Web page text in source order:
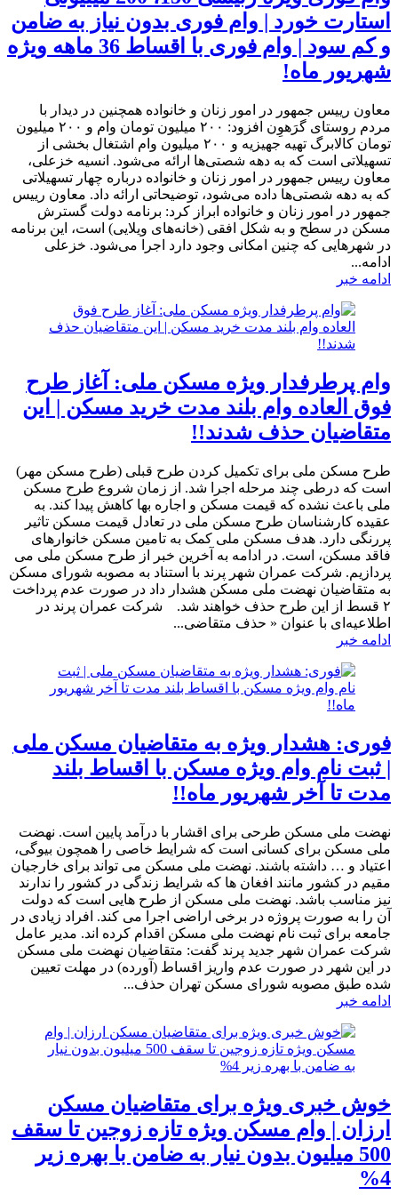
استارت خورد | وام فوری بدون نیاز به ضامن
و کم سود | وام فوری با اقساط 36 ماهه ویژه
شهریور ماه!
معاون رییس جمهور در امور زنان و خانواده همچنین در دیدار با
مردم روستای گرَهوِن افزود: ۲۰۰ میلیون تومان وام و ۲۰۰ میلیون
تومان کالابرگ تهیه جهیزیه و ۲۰۰ میلیون وام اشتغال بخشی از
تسهیلاتی است که به دهه شصتی‌ها ارائه می‌شود. انسیه خزعلی،
معاون رییس جمهور در امور زنان و خانواده درباره چهار تسهیلاتی
که به دهه شصتی‌ها داده می‌شود، توضیحاتی ارائه داد. معاون رییس
جمهور در امور زنان و خانواده ابراز کرد: برنامه دولت گسترش
مسکن در سطح و به شکل افقی (خانه‌های ویلایی) است، این برنامه
در شهرهایی که چنین امکانی وجود دارد اجرا می‌شود. خزعلی
ادامه...
ادامه خبر
وام پرطرفدار ویژه مسکن ملی: آغاز طرح
فوق العاده وام بلند مدت خرید مسکن | این
متقاضیان حذف شدند!!
طرح مسکن ملی برای تکمیل کردن طرح قبلی (طرح مسکن مهر)
است که درطی چند مرحله اجرا شد. از زمان شروع طرح مسکن
ملی باعث نشده که قیمت مسکن و اجاره بها کاهش پیدا کند. به
عقیده کارشناسان طرح مسکن ملی در تعادل قیمت مسکن تاثیر
پررنگی دارد. هدف مسکن ملی کمک به تامین مسکن خانوارهای
فاقد مسکن، است. در ادامه به آخرین خبر از طرح مسکن ملی می
پردازیم. شرکت عمران شهر پرند با استناد به مصوبه شورای مسکن
به متقاضیان نهضت ملی مسکن هشدار داد در صورت عدم پرداخت
۲ قسط از این طرح حذف خواهند شد. شرکت عمران پرند در
اطلاعیه‌ای با عنوان « حذف متقاضی...
ادامه خبر
فوری: هشدار ویژه به متقاضیان مسکن ملی
| ثبت نام وام ویژه مسکن با اقساط بلند
مدت تا آخر شهریور ماه!!
​نهضت ملی مسکن طرحی برای اقشار با درآمد پایین است. نهضت
ملی مسکن برای کسانی است که شرایط خاصی را همچون بیوگی،
اعتیاد و … داشته باشند. نهضت ملی مسکن می تواند برای خارجیان
مقیم در کشور مانند افغان ها که شرایط زندگی در کشور را ندارند
نیز مناسب باشد. نهضت ملی مسکن از طرح هایی است که دولت
آن را به صورت پروژه در برخی اراضی اجرا می کند. افراد زیادی در
جامعه برای ثبت نام نهضت ملی مسکن اقدام کرده اند. مدیر عامل
شرکت عمران شهر جدید پرند گفت: متقاضیان نهضت ملی مسکن
در این شهر در صورت عدم واریز اقساط (آورده) در مهلت تعیین
شده طبق مصوبه شورای مسکن تهران حذف...
ادامه خبر
خوش خبری ویژه برای متقاضیان مسکن
ارزان | وام مسکن ویژه تازه زوجین تا سقف
500 میلیون بدون نیار به ضامن با بهره زیر
4%